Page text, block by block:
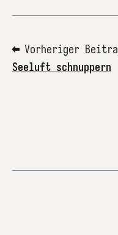
⬅ Vorheriger
Seeluft schnuppern